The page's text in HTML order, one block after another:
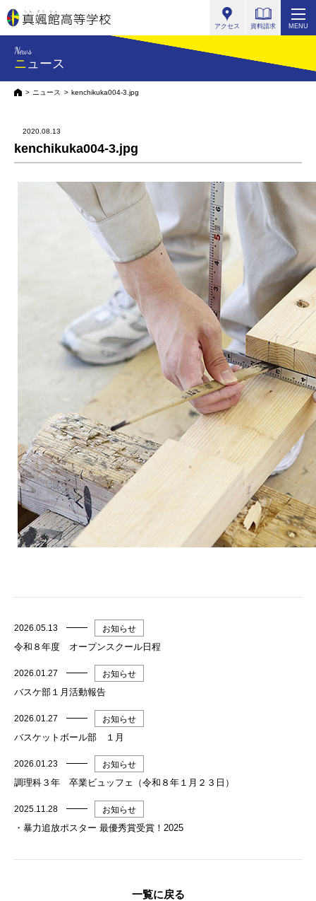
アクセス 資料請求 MENU
News
ニュース
HOMEニュース kenchikuka004-3.jpg
2020.08.13
kenchikuka004-3.jpg
2026.05.13 お知らせ
令和８年度 オープンスクール日程
2026.01.27 お知らせ
バスケ部１月活動報告
2026.01.27 お知らせ
バスケットボール部 １月
2026.01.23 お知らせ
調理科３年 卒業ビュッフェ（令和８年１月２３日）
2025.11.28 お知らせ
・暴力追放ポスター 最優秀賞受賞！2025
一覧に戻る